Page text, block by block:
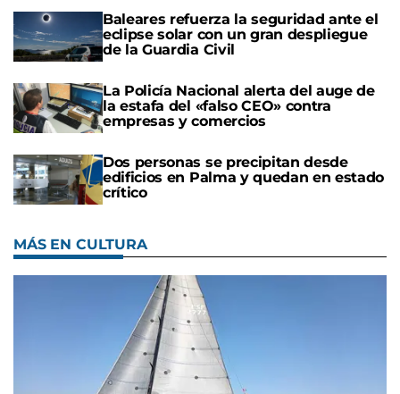
Baleares refuerza la seguridad ante el
eclipse solar con un gran despliegue
de la Guardia Civil
La Policía Nacional alerta del auge de
la estafa del «falso CEO» contra
empresas y comercios
Dos personas se precipitan desde
edificios en Palma y quedan en estado
crítico
MÁS EN CULTURA